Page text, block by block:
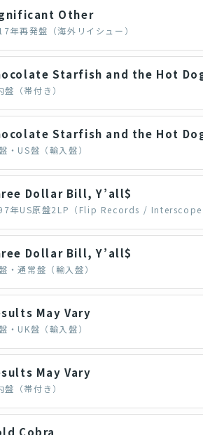
Other
年再発盤（海外リイシュー）
Starfish and the Hot
盤（帯付き）
Starfish and the Hot
・US盤（輸入盤）
Dollar Bill, Y’all$
年US原盤2LP（Flip Records / Interscope
Dollar Bill, Y’all$
・通常盤（輸入盤）
May Vary
・UK盤（輸入盤）
May Vary
盤（帯付き）
Cobra